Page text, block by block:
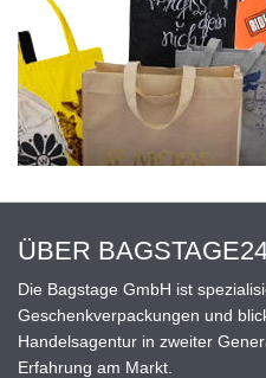
ÜBER
Die Bagstage GmbH ist
Geschenkverpackungen und
Handelsagentur in zweiter
Erfahrung am Markt.